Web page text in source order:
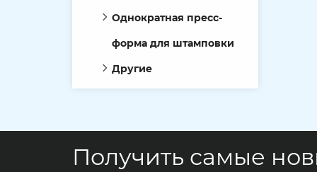
Однократная пресс-
форма для штамповки
Другие
Получить самые